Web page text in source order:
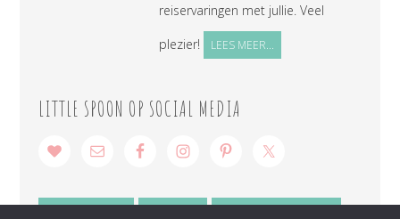
reiservaringen met jullie. Veel
plezier!
LEES MEER...
LITTLE SPOON OP SOCIAL MEDIA